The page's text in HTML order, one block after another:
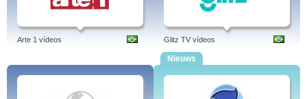
Arte 1 vídeos Glitz TV vídeos
Nieuws